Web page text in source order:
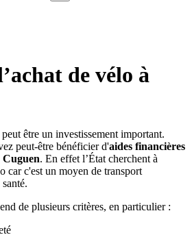
de vélo à
être un investissement important.
peut-être bénéficier d'aides financières
. En effet l’État cherchent à
car c'est un moyen de transport
de plusieurs critères, en particulier :